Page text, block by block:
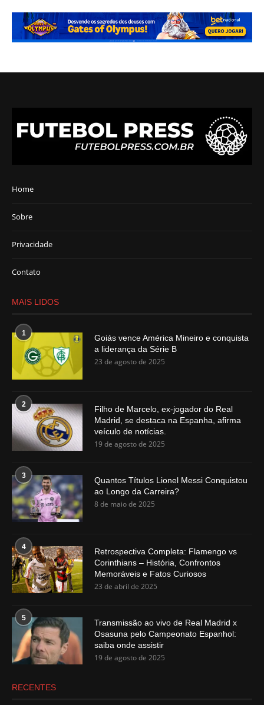
Home
Sobre
Privacidade
Contato
MAIS LIDOS
1
Goiás vence América Mineiro e conquista
a liderança da Série B
23 de agosto de 2025
2
Filho de Marcelo, ex-jogador do Real
Madrid, se destaca na Espanha, afirma
veículo de notícias.
19 de agosto de 2025
3
Quantos Títulos Lionel Messi Conquistou
ao Longo da Carreira?
8 de maio de 2025
4
Retrospectiva Completa: Flamengo vs
Corinthians – História, Confrontos
Memoráveis e Fatos Curiosos
23 de abril de 2025
5
Transmissão ao vivo de Real Madrid x
Osasuna pelo Campeonato Espanhol:
saiba onde assistir
19 de agosto de 2025
RECENTES